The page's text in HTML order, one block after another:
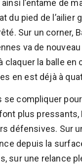
l’entame de
du pied de l’ailier
Sur un corner,
va de
claquer la balle
en est déjà à
compliquer
plus
défensives. Sur
depuis la
sur une relance